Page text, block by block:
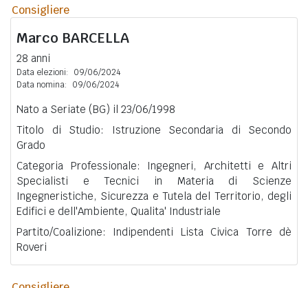
Consigliere
Marco BARCELLA
28 anni
Data elezioni:
09/06/2024
Data nomina:
09/06/2024
Nato a Seriate (BG) il 23/06/1998
Titolo di Studio: Istruzione Secondaria di Secondo
Grado
Categoria Professionale: Ingegneri, Architetti e Altri
Specialisti e Tecnici in Materia di Scienze
Ingegneristiche, Sicurezza e Tutela del Territorio, degli
Edifici e dell'Ambiente, Qualita' Industriale
Partito/Coalizione: Indipendenti Lista Civica Torre dè
Roveri